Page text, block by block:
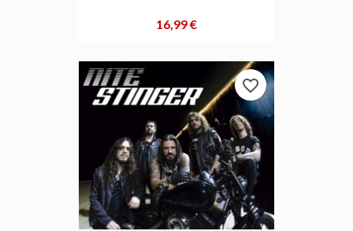
Preis
16,99 €
favorite_border